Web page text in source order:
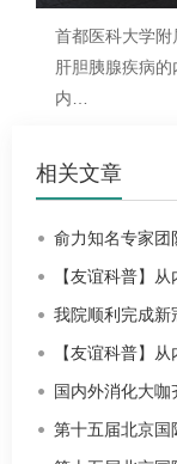
首都医科大学
肝胆胰腺疾病
内…
相关文章
俞力知名专家团
【友谊科普】
我院顺利完成新
【友谊科普】
国内外消化大咖
第十五届北京国